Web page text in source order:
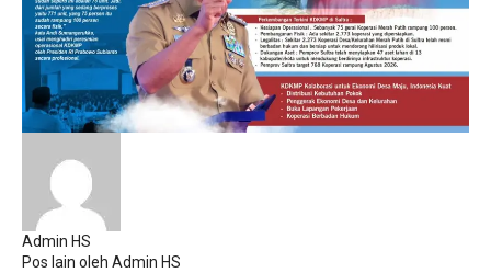
Admin HS
Pos lain oleh Admin HS